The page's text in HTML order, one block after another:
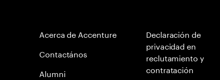
Acerca de Accenture
Contactános
Alumni
Declaración de
privacidad en
reclutamiento y
contratación